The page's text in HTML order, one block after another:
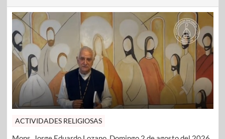
ACTIVIDADES RELIGIOSAS